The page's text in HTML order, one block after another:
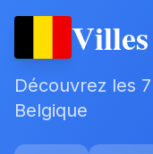
Découvrez les
Belgique